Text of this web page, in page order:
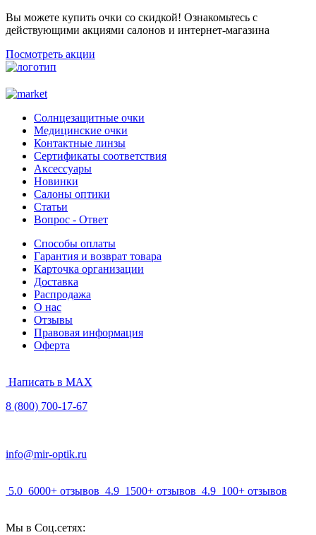
Вы можете купить очки со скидкой! Ознакомьтесь с
действующими акциями салонов и интернет-магазина
Посмотреть акции
Солнцезащитные очки
Медицинские очки
Контактные линзы
Сертификаты соответствия
Аксессуары
Новинки
Салоны оптики
Статьи
Вопрос - Ответ
Способы оплаты
Гарантия и возврат товара
Карточка организации
Доставка
Распродажа
О нас
Отзывы
Правовая информация
Оферта
Написать в MAX
8 (800) 700-17-67
info@mir-optik.ru
5.0 6000+ отзывов 4.9 1500+ отзывов 4.9 100+ отзывов
Мы в Соц.сетях: